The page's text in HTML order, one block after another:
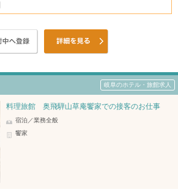
岐阜のホテル・旅館求人
料理旅館 奥飛騨山草庵饗家での接客のお仕事
宿泊／業務全般
饗家